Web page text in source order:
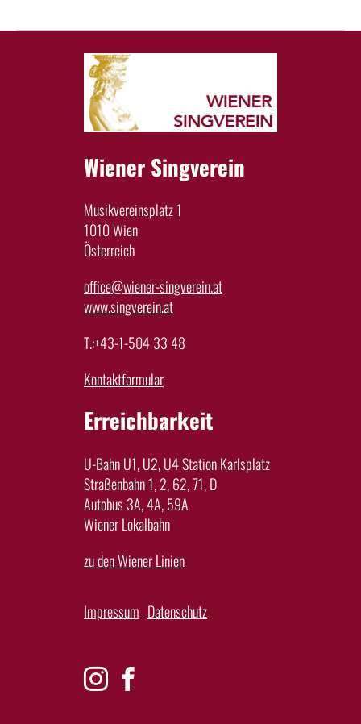
Wiener Singverein
Musikvereinsplatz 1
1010 Wien
Österreich
office@wiener-singverein.at
www.singverein.at
T.:+43-1-504 33 48
Kontaktformular
Erreichbarkeit
U-Bahn U1, U2, U4 Station Karlsplatz
Straßenbahn 1, 2, 62, 71, D
Autobus 3A, 4A, 59A
Wiener Lokalbahn
zu den Wiener Linien
Impressum Datenschutz